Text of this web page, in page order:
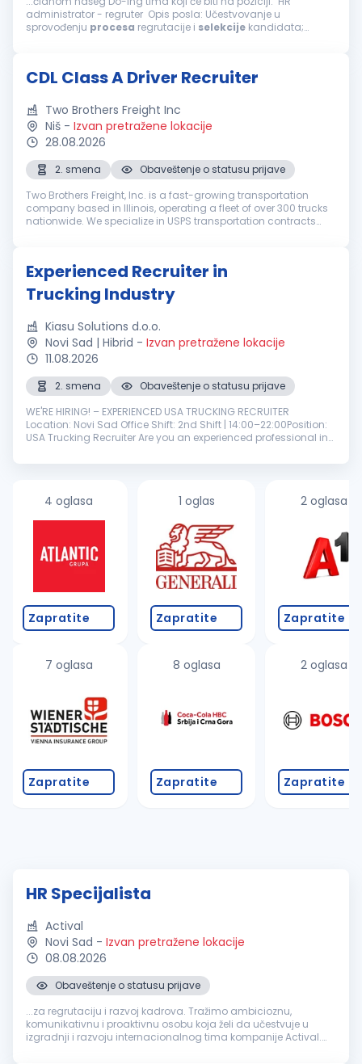
administrator - regruter Opis posla: Učestvovanje u
sprovođenju procesa regrutacije i selekcije kandidata;
CDL Class A Driver Recruiter
Two Brothers Freight Inc
Niš - Izvan pretražene lokacije
28.08.2026
2. smena
Obaveštenje o statusu prijave
Two Brothers Freight, Inc. is a fast-growing transportation
company based in Illinois, operating a fleet of over 300 trucks
nationwide. We specialize in USPS transportation contracts
Experienced Recruiter in
Trucking Industry
Kiasu Solutions d.o.o.
Novi Sad | Hibrid - Izvan pretražene lokacije
11.08.2026
2. smena
Obaveštenje o statusu prijave
WE'RE HIRING! – EXPERIENCED USA TRUCKING RECRUITER
Location: Novi Sad Office Shift: 2nd Shift | 14:00–22:00Position:
USA Trucking Recruiter Are you an experienced professional in
working wit...
4 oglasa
Zapratite
7 oglasa
Zapratite
1 oglas
Zapratite
8 oglasa
Zapratite
2 oglasa
Zapratite
2 oglasa
Zapratite
HR Specijalista
Actival
Novi Sad - Izvan pretražene lokacije
08.08.2026
Obaveštenje o statusu prijave
...za regrutaciju i razvoj kadrova. Tražimo ambicioznu,
komunikativnu i proaktivnu osobu koja želi da učestvuje u
izgradnji i razvoju internacionalnog tima kompanije Actival.